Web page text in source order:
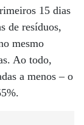
15 dias
de resíduos,
mesmo
Ao todo,
a menos – o